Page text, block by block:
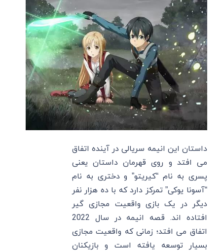
داستان این انیمه سریالی در آینده اتفاق
می افتد و روی قهرمان داستان یعنی
پسری به نام “کیریتو” و دختری به نام
“آسونا یوکی” تمرکز دارد که با ده هزار نفر
دیگر در یک بازی واقعیت مجازی گیر
افتاده اند. قصه انیمه در سال 2022
اتفاق می افتد؛ زمانی که واقعیت مجازی
بسیار توسعه یافته است و بازیکنان